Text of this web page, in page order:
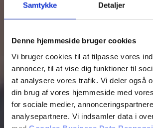
Samtykke Detaljer
Denne hjemmeside bruger cookies
Vi bruger cookies til at tilpasse vores
annoncer, til at vise dig funktioner til
at analysere vores trafik. Vi deler også
din brug af vores hjemmeside med
for sociale medier,
analysepartnere. Vi indsamler data i